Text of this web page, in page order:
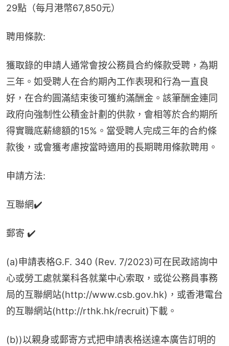
29點（每月港幣67,850元）
聘用條款:
獲取錄的申請人通常會按公務員合約條款受聘，為期
三年。如受聘人在合約期內工作表現和行為一直良
好，在合約圓滿結束後可獲約滿酬金。該筆酬金連同
政府向強制性公積金計劃的供款，會相等於合約期所
得實職底薪總額的15%。當受聘人完成三年的合約條
款後，或會獲考慮按當時適用的長期聘用條款聘用。
申請方法:
互聯網✔️
郵寄 ✔️
(a)申請表格G.F. 340 (Rev. 7/2023)可在民政諮詢中
心或勞工處就業科各就業中心索取，或從公務員事務
局的互聯網站(http://www.csb.gov.hk)，或香港電台
的互聯網站(http://rthk.hk/recruit)下載。
(b))以親身或郵寄方式把申請表格送達本廣告訂明的